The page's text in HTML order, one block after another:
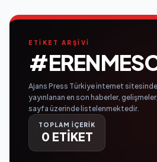
ETİKET ARŞİVİ
Ajans Press Türkiye internet
yayınlanan en son haberler,
sayfa üzerinde listelenmektedir.
TOPLAM İÇERİK
0 ETİKET